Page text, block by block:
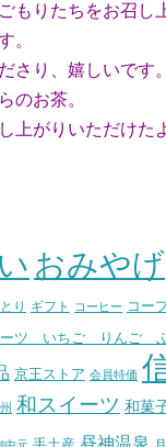
もりたちをお召し
。
り、嬉しいです
のお茶。
がりいただけた
おみやげ
り ギフト コーヒー コー
ーツ いちご りんご ぶ
京王ストア 会員特価
和スイーツ 和菓
昼神温泉